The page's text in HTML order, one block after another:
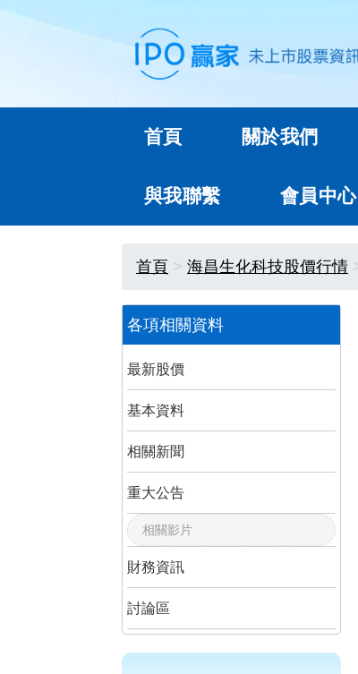
首頁 關於我們
與我聯繫 會員中心
首頁 海昌生化科技股價行情
各項相關資料
最新股價
基本資料
相關新聞
重大公告
相關影片
財務資訊
討論區